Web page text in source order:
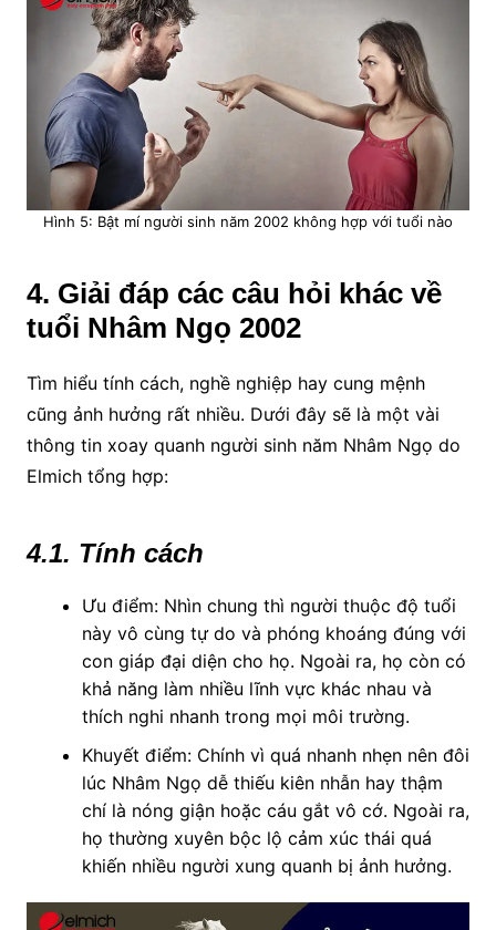
Hình 5: Bật mí người sinh năm 2002 không hợp với tuổi nào
4. Giải đáp các câu hỏi khác về
tuổi Nhâm Ngọ 2002
Tìm hiểu tính cách, nghề nghiệp hay cung mệnh
cũng ảnh hưởng rất nhiều. Dưới đây sẽ là một vài
thông tin xoay quanh người sinh năm Nhâm Ngọ do
Elmich tổng hợp:
4.1. Tính cách
Ưu điểm: Nhìn chung thì người thuộc độ tuổi
này vô cùng tự do và phóng khoáng đúng với
con giáp đại diện cho họ. Ngoài ra, họ còn có
khả năng làm nhiều lĩnh vực khác nhau và
thích nghi nhanh trong mọi môi trường.
Khuyết điểm: Chính vì quá nhanh nhẹn nên đôi
lúc Nhâm Ngọ dễ thiếu kiên nhẫn hay thậm
chí là nóng giận hoặc cáu gắt vô cớ. Ngoài ra,
họ thường xuyên bộc lộ cảm xúc thái quá
khiến nhiều người xung quanh bị ảnh hưởng.